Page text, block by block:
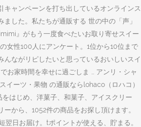
キャンペーンを打ち出しているオンラインス
ました。私たちが通販する 世の中の「声」
』がもう一度食べたいお取り寄せスイー
女性100人にアンケート。1位から10位まで
んながリピしたいと思っているおいしいスイ
お家時間を幸せに過ごしま … アンリ・シャ
イーツ・果物 の通販ならlohaco（ロハコ）
をはじめ、洋菓子、和菓子、アイスクリー
ーから、1052件の商品をお探し頂けます。
翌日お届け。tポイントが使える、貯まる。